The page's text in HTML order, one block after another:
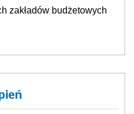
zakładów budżetowych